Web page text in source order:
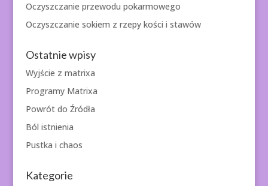
Oczyszczanie przewodu pokarmowego
Oczyszczanie sokiem z rzepy kości i stawów
Ostatnie wpisy
Wyjście z matrixa
Programy Matrixa
Powrót do Źródła
Ból istnienia
Pustka i chaos
Kategorie